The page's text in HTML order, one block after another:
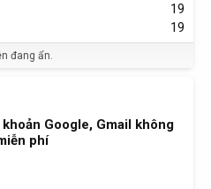
19
19
đang ẩn.
Google, Gmail không
phí